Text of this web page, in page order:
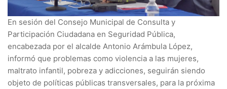
En sesión del Consejo Municipal de Consulta y
Participación Ciudadana en Seguridad Pública,
encabezada por el alcalde Antonio Arámbula López,
informó que problemas como violencia a las mujeres,
maltrato infantil, pobreza y adicciones, seguirán siendo
objeto de políticas públicas transversales, para la próxima